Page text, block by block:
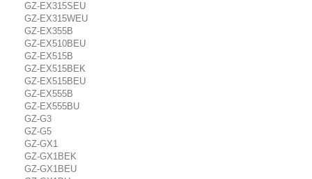
GZ-EX315SEU
GZ-EX315WEU
GZ-EX355B
GZ-EX510BEU
GZ-EX515B
GZ-EX515BEK
GZ-EX515BEU
GZ-EX555B
GZ-EX555BU
GZ-G3
GZ-G5
GZ-GX1
GZ-GX1BEK
GZ-GX1BEU